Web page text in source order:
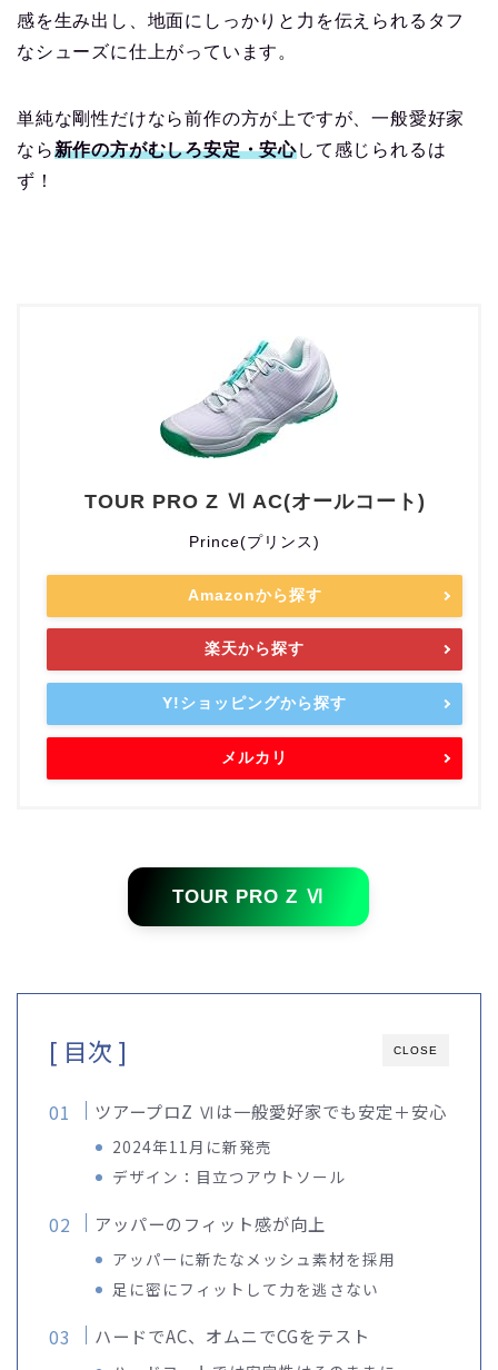
感を生み出し、地面にしっかりと力を伝えられるタフ
なシューズに仕上がっています。
単純な剛性だけなら前作の方が上ですが、一般愛好家
なら新作の方がむしろ安定・安心して感じられるは
ず！
TOUR PRO Z Ⅵ AC(オールコート)
Prince(プリンス)
Amazonから探す
楽天から探す
Y!ショッピングから探す
メルカリ
TOUR PRO Z Ⅵ
CLOSE
[ 目次 ]
ツアープロZ Ⅵは一般愛好家でも安定＋安心
2024年11月に新発売
デザイン：目立つアウトソール
アッパーのフィット感が向上
アッパーに新たなメッシュ素材を採用
足に密にフィットして力を逃さない
ハードでAC、オムニでCGをテスト